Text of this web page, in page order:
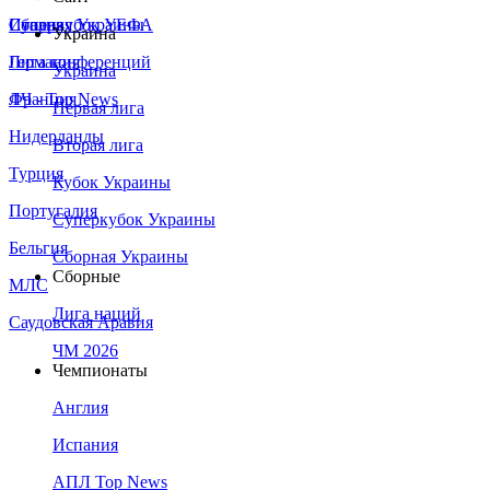
Сборная Украины
Италия
Германия
Франция
Нидерланды
Турция
Португалия
Бельгия
МЛС
Саудовская Аравия
Суперкубок УЕФА
Лига конференций
ЛЧ - Top News
Украина
Украина
Первая лига
Вторая лига
Кубок Украины
Суперкубок Украины
Сборная Украины
Сборные
Лига наций
ЧМ 2026
Чемпионаты
Англия
Испания
АПЛ Top News